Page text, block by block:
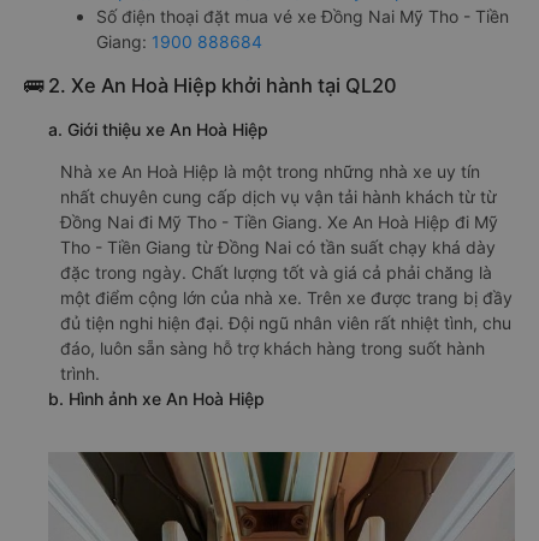
Số điện thoại đặt mua vé xe Đồng Nai Mỹ Tho - Tiền
Giang: 1900 888684
🚌 2. Xe An Hoà Hiệp khởi hành tại QL20
a. Giới thiệu xe An Hoà Hiệp
Nhà xe An Hoà Hiệp là một trong những nhà xe uy tín
nhất chuyên cung cấp dịch vụ vận tải hành khách từ từ
Đồng Nai đi Mỹ Tho - Tiền Giang. Xe An Hoà Hiệp đi Mỹ
Tho - Tiền Giang từ Đồng Nai có tần suất chạy khá dày
đặc trong ngày. Chất lượng tốt và giá cả phải chăng là
một điểm cộng lớn của nhà xe. Trên xe được trang bị đầy
đủ tiện nghi hiện đại. Đội ngũ nhân viên rất nhiệt tình, chu
đáo, luôn sẵn sàng hỗ trợ khách hàng trong suốt hành
trình.
b. Hình ảnh xe An Hoà Hiệp